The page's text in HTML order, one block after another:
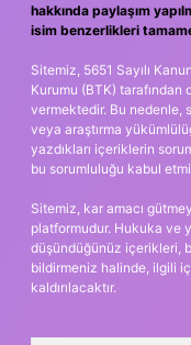
hakkında paylaşım
isim benzerlikleri
Sitemiz, 5651 Sayılı
Kurumu (BTK) tarafından
vermektedir. Bu nedenle,
veya araştırma
yazdıkları içeriklerin
bu sorumluluğu kabul
Sitemiz, kar amacı
platformudur. Hukuka ve
düşündüğünüz içerikleri,
bildirmeniz halinde, ilgili
kaldırılacaktır.